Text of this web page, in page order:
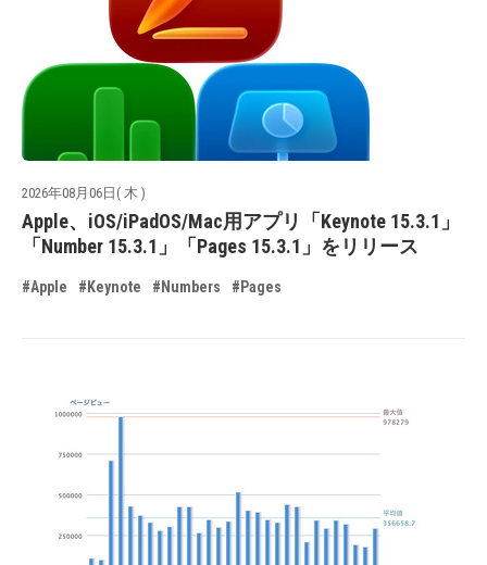
2026年08月06日( 木 )
Apple、iOS/iPadOS/Mac用アプリ「Keynote 15.3.1」
「Number 15.3.1」「Pages 15.3.1」をリリース
#Apple #Keynote #Numbers #Pages